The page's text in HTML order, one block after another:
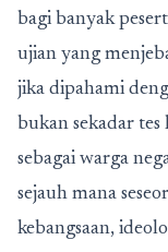
bagi banyak
ujian yang
jika dipahami
bukan sekadar
sebagai warga
sejauh mana
kebangsaan,